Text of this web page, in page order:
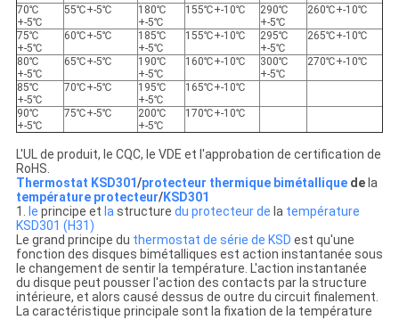
70℃
+-5℃
55℃+-5℃
180℃
+-5℃
155℃+-10℃
290℃
+-5℃
260℃+-10℃
75℃
+-5℃
60℃+-5℃
185℃
+-5℃
155℃+-10℃
295℃
+-5℃
265℃+-10℃
80℃
+-5℃
65℃+-5℃
190℃
+-5℃
160℃+-10℃
300℃
+-5℃
270℃+-10℃
85℃
+-5℃
70℃+-5℃
195℃
+-5℃
165℃+-10℃
90℃
+-5℃
75℃+-5℃
200℃
+-5℃
170℃+-10℃
L'UL de produit, le CQC, le VDE et l'approbation de certification de
RoHS.
Thermostat KSD301/protecteur thermique bimétallique dela
température protecteur/KSD301
1. le principe et lastructure du protecteur de la température
KSD301 (H31)
Le grand principe du thermostat de série de KSD est qu'une
fonction des disques bimétalliques est action instantanée sous
le changement de sentir la température. L'action instantanée
du disque peut pousser l'action des contacts par la structure
intérieure, et alors causé dessus de outre du circuit finalement.
La caractéristique principale sont la fixation de la température